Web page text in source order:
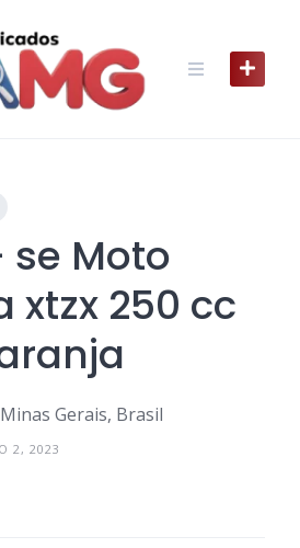
Moto
xtzx 250 cc
Gerais, Brasil
2, 2023